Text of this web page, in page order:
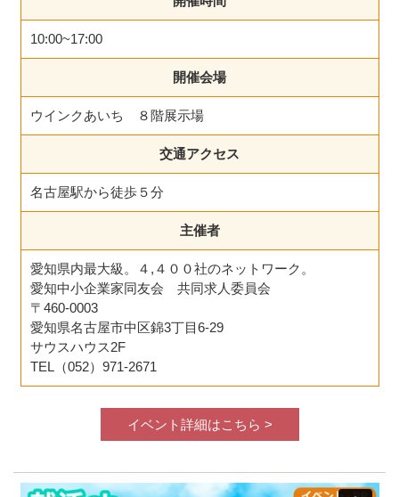
10:00~17:00
開催会場
ウインクあいち ８階展示場
交通アクセス
名古屋駅から徒歩５分
主催者
愛知県内最大級。４,４００社のネットワーク。
愛知中小企業家同友会 共同求人委員会
〒460-0003
愛知県名古屋市中区錦3丁目6-29
サウスハウス2F
TEL（052）971-2671
イベント詳細はこちら >